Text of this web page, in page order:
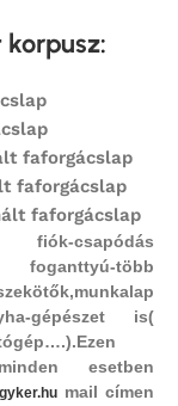
:
faforgácslap
faforgácslap
faforgácslap
csapódás
több
gépészet is(
esetben
mail címen